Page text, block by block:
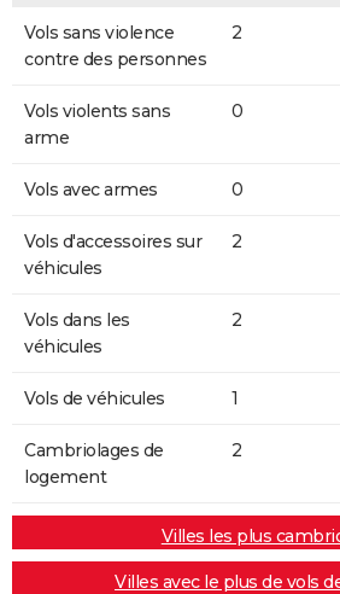
Vols sans violence
contre des personnes
2
Vols violents sans
arme
0
Vols avec armes 0
Vols d'accessoires sur
véhicules
2
Vols dans les
véhicules
2
Vols de véhicules 1
Cambriolages de
logement
2
Villes les plus
Villes avec le plus de vols